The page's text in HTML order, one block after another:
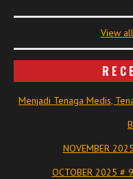
View
Menjadi Tenaga Medis,
NOVEMBER
OCTOBER 2025 #